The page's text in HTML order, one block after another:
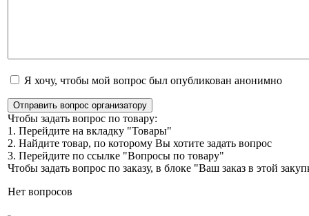
Я хочу, чтобы мой вопрос был опубликован анонимно
Отправить вопрос организатору
Чтобы задать вопрос по товару:
1. Перейдите на вкладку "Товары"
2. Найдите товар, по которому Вы хотите задать вопрос
3. Перейдите по ссылке "Вопросы по товару"
Чтобы задать вопрос по заказу, в блоке "Ваш заказ в этой
Нет вопросов